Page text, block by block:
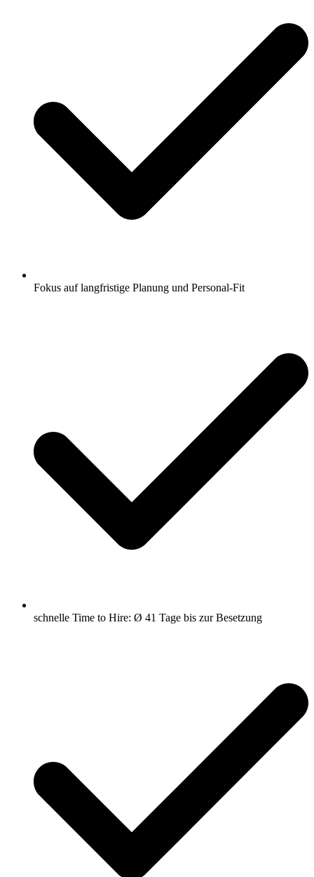
Fokus auf langfristige Planung und Personal-Fit
schnelle Time to Hire: Ø 41 Tage bis zur Besetzung